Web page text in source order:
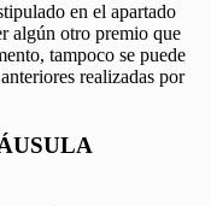
en el apartado
algún otro premio que
tampoco se puede
realizadas por